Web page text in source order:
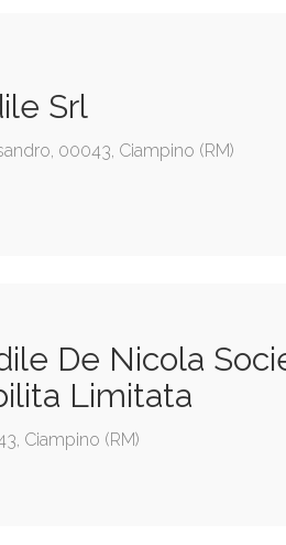
Srl
00043, Ciampino (RM)
De Nicola
Limitata
Ciampino (RM)